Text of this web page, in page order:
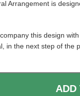
Arrangement is
this design
in the next step of the
ADD